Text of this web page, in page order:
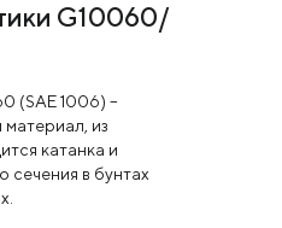
G10060/
(SAE 1006) –
материал, из
катанка и
сечения в бунтах